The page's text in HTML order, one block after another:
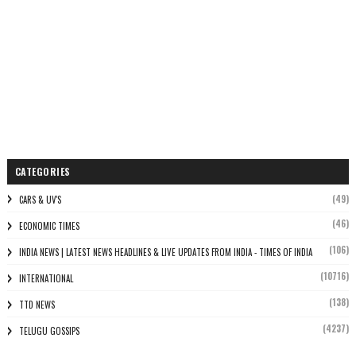
CATEGORIES
CARS & UV'S (49)
ECONOMIC TIMES (46)
INDIA NEWS | LATEST NEWS HEADLINES & LIVE UPDATES FROM INDIA - TIMES OF INDIA (106)
INTERNATIONAL (10716)
TTD NEWS (138)
TELUGU GOSSIPS (4237)